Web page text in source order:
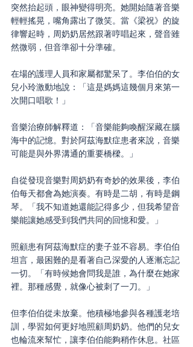
突然抬起頭，眼神變得明亮。她開始隨著音樂
輕輕搖晃，嘴角露出了微笑。當《梁祝》的旋
律響起時，周奶奶居然跟著哼唱起來，聲音雖
然微弱，但音準卻十分準確。
在場的護理人員和家屬都驚呆了。李伯伯的女
兒小玲激動地說：「這是媽媽這幾個月來第一
次開口唱歌！」
音樂治療師解釋道：「音樂能夠喚醒深藏在腦
海中的記憶。對於阿茲海默症患者來說，音樂
可能是與外界溝通的重要橋樑。」
自從發現音樂對周奶奶有奇妙的效果後，李伯
伯每天都會為她演奏。有時是二胡，有時是鋼
琴。「我不知道她還能記得多少，但我希望音
樂能讓她感受到我們共同的回憶和愛。」
照顧患有阿茲海默症的妻子並不容易。李伯伯
坦言，最困難的是看著自己深愛的人逐漸忘記
一切。「有時候她會問我是誰，為什麼在她家
裡。那種感覺，就像心被刺了一刀。」
但李伯伯從未放棄。他積極地參與各種護老培
訓，學習如何更好地照顧周奶奶。他們的兒女
也輪流來幫忙，讓李伯伯能夠稍作休息。社區